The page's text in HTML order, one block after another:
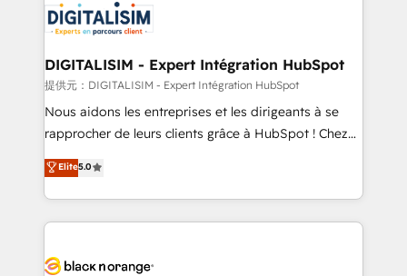
team of 25+ experts Contact us today to help you
get more from your investment in HubSpot.
Implementation partner, we provide expertise to
drive your business forward. Since 2015 we are fully
dedicated to HubSpot and with an experienced
team (50+), we work with reputable companies in
B2B sectors such as manufacturing, SaaS and
business services. We prepare a customized
impact of your digital transformation, including a
detailed financial rationale with a focus on ROI and
embark on a transformational journey that sets your
DIGITALISIM - Expert Intégration HubSpot
提供元：DIGITALISIM - Expert Intégration HubSpot
Nous aidons les entreprises et les dirigeants à se
rapprocher de leurs clients grâce à HubSpot ! Chez
DIGITALISIM, nous avons l'intime conviction que la
réussite des entreprises passe par l’innovation web,
le marketing digital, et la relation client ! C'est
pourquoi, nos experts sont à la fois capables de
référencement, votre stratégie digitale et le pilotage
Elite5.0